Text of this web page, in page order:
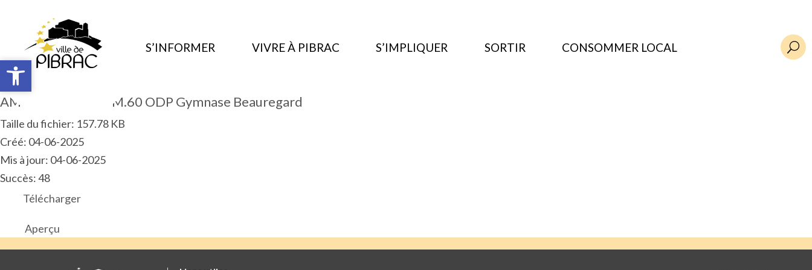
Ouvrir la barre d’outils
S’INFORMER VIVRE À PIBRAC S’IMPLIQUER SORTIR CONSOMMER LOCAL U
AM 2025.05.ART.PM.60 ODP Gymnase Beauregard
Taille du fichier: 157.78 KB
Créé: 04-06-2025
Mis à jour: 04-06-2025
Succès: 48
Télécharger
Aperçu
Ouvrir la barre d’outils